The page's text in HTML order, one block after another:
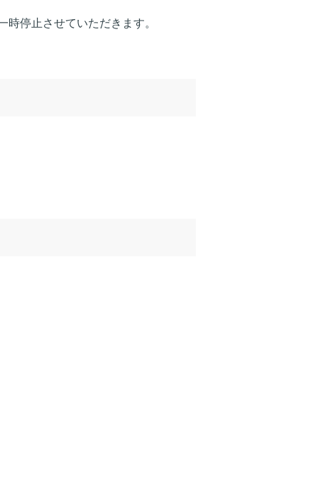
停止させていただきます。